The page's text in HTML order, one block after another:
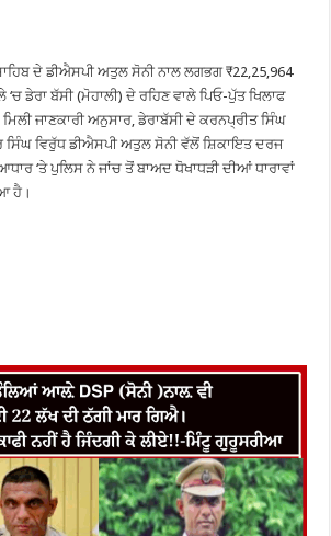
ਦੇ ਡੀਐਸਪੀ ਅਤੁਲ ਸੋਨੀ ਨਾਲ ਲਗਭਗ ₹22,25,964
ਡੇਰਾ ਬੱਸੀ (ਮੋਹਾਲੀ) ਦੇ ਰਹਿਣ ਵਾਲੇ ਪਿਓ-ਪੁੱਤ ਖਿਲਾਫ
ਜਾਣਕਾਰੀ ਅਨੁਸਾਰ, ਡੇਰਾਬੱਸੀ ਦੇ ਕਰਨਪ੍ਰੀਤ ਸਿੰਘ
ਸਿੰਘ ਵਿਰੁੱਧ ਡੀਐਸਪੀ ਅਤੁਲ ਸੋਨੀ ਵੱਲੋਂ ਸ਼ਿਕਾਇਤ ਦਰਜ
‘ਤੇ ਪੁਲਿਸ ਨੇ ਜਾਂਚ ਤੋਂ ਬਾਅਦ ਧੋਖਾਧੜੀ ਦੀਆਂ ਧਾਰਾਵਾਂ
ਹੈ।